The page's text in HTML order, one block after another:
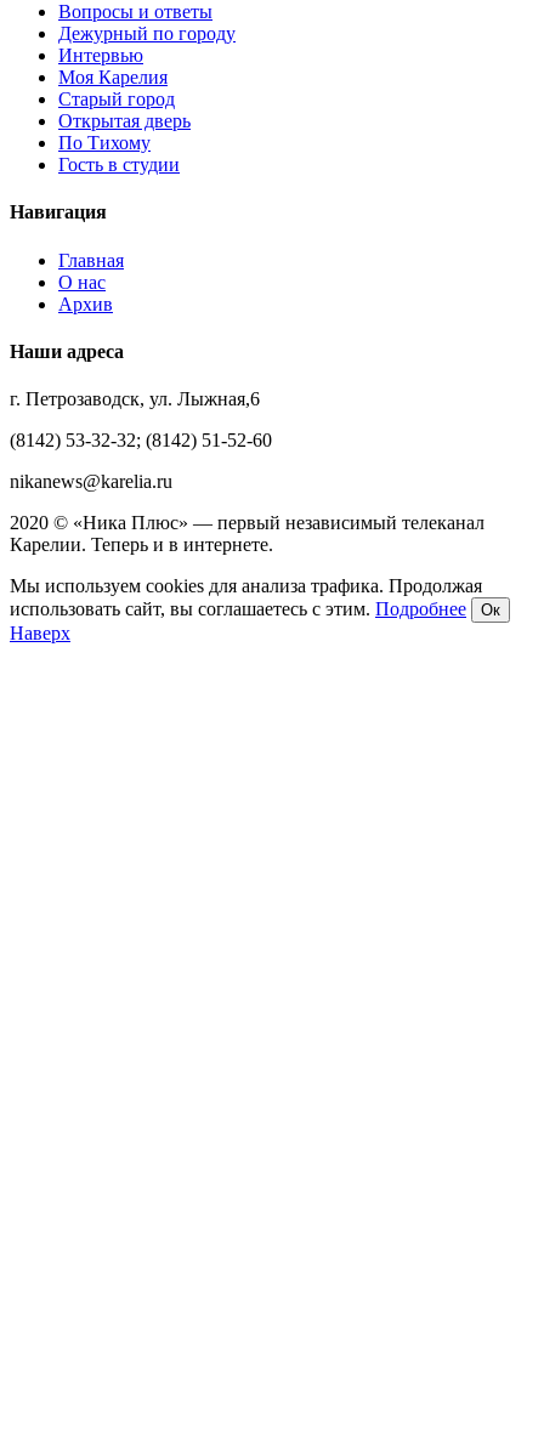
Вопросы и ответы
Дежурный по городу
Интервью
Моя Карелия
Старый город
Открытая дверь
По Тихому
Гость в студии
Навигация
Главная
О нас
Архив
Наши адреса
г. Петрозаводск, ул. Лыжная,6
(8142) 53-32-32; (8142) 51-52-60
nikanews@karelia.ru
2020 © «Ника Плюс» — первый независимый телеканал
Карелии. Теперь и в интернете.
Мы используем cookies для анализа трафика. Продолжая
использовать сайт, вы соглашаетесь с этим. Подробнее Ок
Наверх